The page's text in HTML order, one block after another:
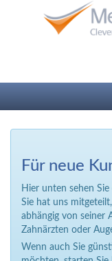
Für neue
Hier unten sehen
Sie hat uns
abhängig von seiner
Zahnärzten oder
Wenn auch Sie